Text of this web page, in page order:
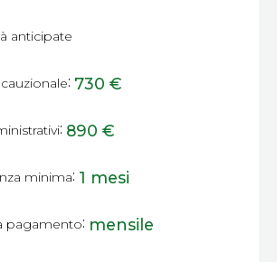
anticipate
: 730 €
: 890 €
minima: 1 mesi
pagamento: mensile